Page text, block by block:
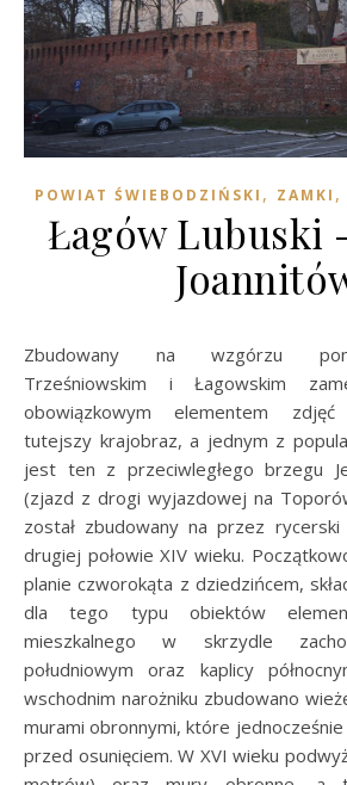
POWIAT ŚWIEBODZIŃSKI , ZAMKI ,
Łagów Lubuski
Zbudowany na wzgórzu pomiędzy jeziorami
Trześniowskim i Łagowskim
obowiązkowym elementem zdjęć
tutejszy krajobraz, a jednym z
jest ten z przeciwległego brzegu
(zjazd z drogi wyjazdowej na
został zbudowany na przez
drugiej połowie XIV wieku.
planie czworokąta z dziedzińcem,
dla tego typu obiektów
mieszkalnego w skrzydle
południowym oraz kaplicy
wschodnim narożniku zbudowano
murami obronnymi, które jednocześnie
przed osunięciem. W XVI wieku